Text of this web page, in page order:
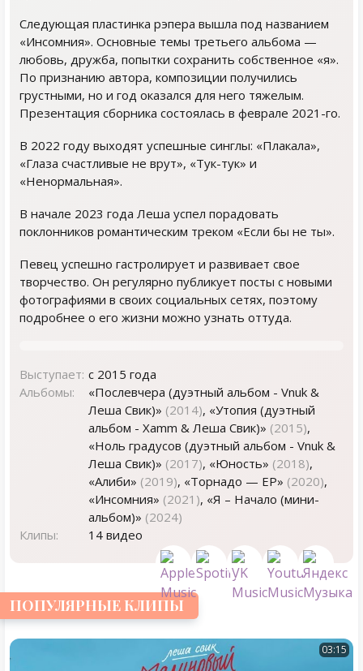
Следующая пластинка рэпера вышла под названием
«Инсомния». Основные темы третьего альбома —
любовь, дружба, попытки сохранить собственное «я».
По признанию автора, композиции получились
грустными, но и год оказался для него тяжелым.
Презентация сборника состоялась в феврале 2021-го.
В 2022 году выходят успешные синглы: «Плакала»,
«Глаза счастливые не врут», «Тук-тук» и
«Ненормальная».
В начале 2023 года Леша успел порадовать
поклонников романтическим треком «Если бы не ты».
Певец успешно гастролирует и развивает свое
творчество. Он регулярно публикует посты с новыми
фотографиями в своих социальных сетях, поэтому
подробнее о его жизни можно узнать оттуда.
Выступает: с 2015 года
Альбомы:
«Послевчера (дуэтный альбом - Vnuk &
Леша Свик)» (2014), «Утопия (дуэтный
альбом - Xamm & Леша Свик)» (2015),
«Ноль градусов (дуэтный альбом - Vnuk &
Леша Свик)» (2017), «Юность» (2018),
«Алиби» (2019), «Торнадо — EP» (2020),
«Инсомния» (2021), «Я – Начало (мини-
альбом)» (2024)
Клипы:
14 видео
ПОПУЛЯРНЫЕ КЛИПЫ
03:15